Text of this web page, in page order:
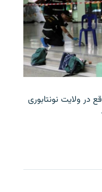
در ولایت نونتابوری